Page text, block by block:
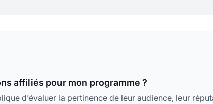
affiliés pour mon programme ?
d’évaluer la pertinence de leur audience, leur